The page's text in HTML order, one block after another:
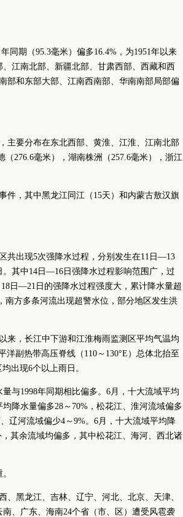
同期（95.3毫米）偏多16.4%，为1951年以来
江南北部、新疆北部、甘肃西部、西藏和西
部和东部大部、江南西南部、华南南部局部偏
主要分布在东北西部、黄淮、江淮、江南北部
276.6毫米），湖南株洲（257.6毫米），浙江
件，其中黑龙江同江（15天）和内蒙古敖汉旗
共出现5次强降水过程，分别发生在11日—13
其中14日—16日强降水过程影响范围广，过
日—21日的强降水过程强度大，累计降水量超
南方多条河流出现超警水位，部分地区发生洪
来，长江中下游和江淮梅雨监测区平均气温均
副热带高压脊线（110～130°E）总体北抬至
出现6个以上雨日。
与1998年同期相比偏多。6月，十大流域平均
降水量偏多28～70%，松花江、淮河流域偏多
辽河流域偏少4～9%。6月，十大流域平均降
其余流域均偏多，其中松花江、海河、西北诸
黑龙江、吉林、辽宁、河北、北京、天津、
、广东、海南24个省（市、区）遭受风雹袭